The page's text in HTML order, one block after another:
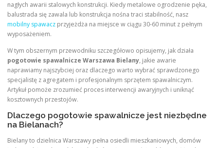
nagłych awarii stalowych konstrukcji. Kiedy metalowe ogrodzenie pęka,
balustrada się zawala lub konstrukcja nośna traci stabilność, nasz
mobilny spawacz przyjeżdża na miejsce w ciągu 30-60 minut z pełnym
wyposażeniem.
W tym obszernym przewodniku szczegółowo opisujemy, jak działa
pogotowie spawalnicze Warszawa Bielany, jakie awarie
naprawiamy najszybciej oraz dlaczego warto wybrać sprawdzonego
specjalistę z agregatem i profesjonalnym sprzętem spawalniczym.
Artykuł pomoże zrozumieć proces interwencji awaryjnych i uniknąć
kosztownych przestojów.
Dlaczego pogotowie spawalnicze jest niezbędne
na Bielanach?
Bielany to dzielnica Warszawy pełna osiedli mieszkaniowych, domów